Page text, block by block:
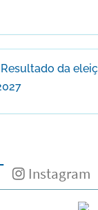
Resultado da
Instagram